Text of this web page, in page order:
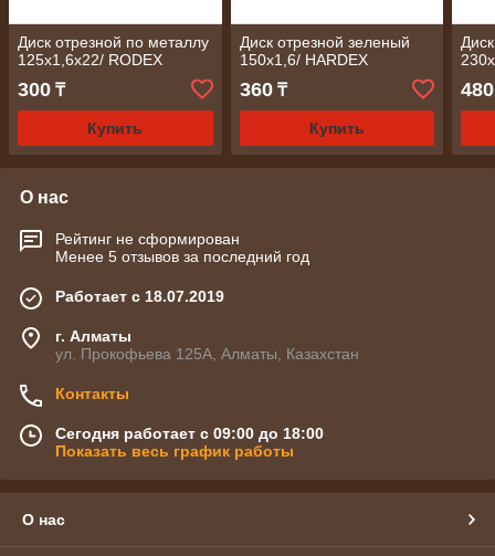
Диск отрезной по металлу
125х1,6х22/ RODEX
300 ₸
Купить
Диск отрезной зеленый
150х1,6/ HARDEX
360₸
Купить
480
О нас
Рейтинг не сформирован
Менее 5 отзывов за последний год
Работает с 18.07.2019
г. Алматы
ул. Прокофьева 125А, Алматы, Казахстан
Контакты
Сегодня работает с 09:00 до 18:00
Показать весь график работы
О нас